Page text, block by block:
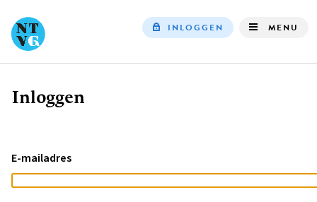
INLOGGEN MENU
Kruimelpad
Inloggen
E-mailadres